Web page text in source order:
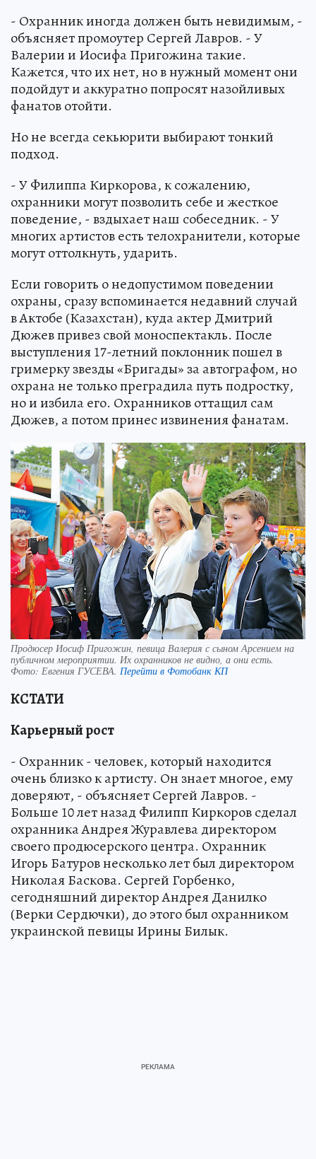
- Охранник иногда должен быть невидимым, -
объясняет промоутер Сергей Лавров. - У
Валерии и Иосифа Пригожина такие.
Кажется, что их нет, но в нужный момент они
подойдут и аккуратно попросят назойливых
фанатов отойти.
Но не всегда секьюрити выбирают тонкий
подход.
- У Филиппа Киркорова, к сожалению,
охранники могут позволить себе и жесткое
поведение, - вздыхает наш собеседник. - У
многих артистов есть телохранители, которые
могут оттолкнуть, ударить.
Если говорить о недопустимом поведении
охраны, сразу вспоминается недавний случай
в Актобе (Казахстан), куда актер Дмитрий
Дюжев привез свой моноспектакль. После
выступления 17-летний поклонник пошел в
гримерку звезды «Бригады» за автографом, но
охрана не только преградила путь подростку,
но и избила его. Охранников оттащил сам
Дюжев, а потом принес извинения фанатам.
Продюсер Иосиф Пригожин, певица Валерия с сыном Арсением на
публичном мероприятии. Их охранников не видно, а они есть.
Фото: Евгения ГУСЕВА. Перейти в Фотобанк КП
КСТАТИ
Карьерный рост
- Охранник - человек, который находится
очень близко к артисту. Он знает многое, ему
доверяют, - объясняет Сергей Лавров. -
Больше 10 лет назад Филипп Киркоров сделал
охранника Андрея Журавлева директором
своего продюсерского центра. Охранник
Игорь Батуров несколько лет был директором
Николая Баскова. Сергей Горбенко,
сегодняшний директор Андрея Данилко
(Верки Сердючки), до этого был охранником
украинской певицы Ирины Билык.